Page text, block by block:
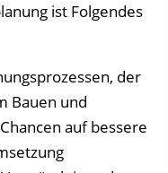
ist Folgendes
der
Bauen und
auf bessere